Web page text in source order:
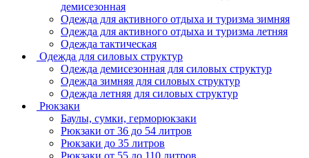
демисезонная
Одежда для активного отдыха и туризма зимняя
Одежда для активного отдыха и туризма летняя
Одежда тактическая
Одежда для силовых структур
Одежда демисезонная для силовых структур
Одежда зимняя для силовых структур
Одежда летняя для силовых структур
Рюкзаки
Баулы, сумки, герморюкзаки
Рюкзаки от 36 до 54 литров
Рюкзаки до 35 литров